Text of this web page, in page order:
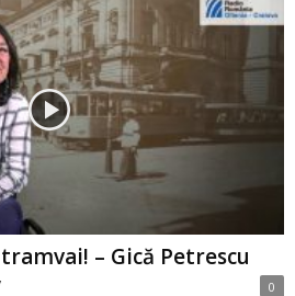
– Gică Petrescu
0